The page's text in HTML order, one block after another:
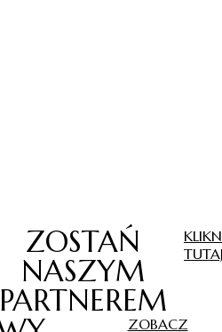
ZOSTAŃ
NASZYM
PARTNEREM
ZOBACZ